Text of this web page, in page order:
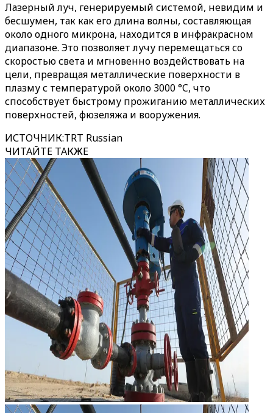
Лазерный луч, генерируемый системой, невидим и
бесшумен, так как его длина волны, составляющая
около одного микрона, находится в инфракрасном
диапазоне. Это позволяет лучу перемещаться со
скоростью света и мгновенно воздействовать на
цели, превращая металлические поверхности в
плазму с температурой около 3000 °C, что
способствует быстрому прожиганию металлических
поверхностей, фюзеляжа и вооружения.
ИСТОЧНИК:TRT Russian
ЧИТАЙТЕ ТАКЖЕ